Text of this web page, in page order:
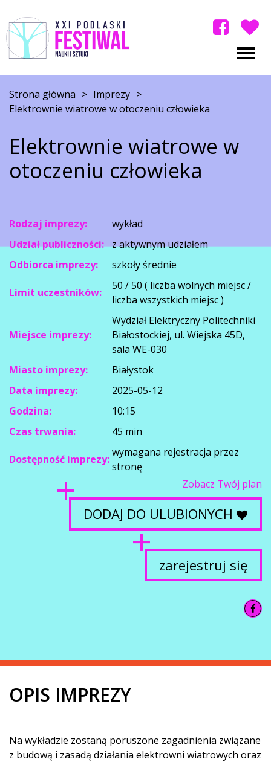
Strona główna > Imprezy >
Elektrownie wiatrowe w otoczeniu człowieka
Elektrownie wiatrowe w
otoczeniu człowieka
Rodzaj imprezy:
wykład
Udział publiczności: z aktywnym udziałem
Odbiorca imprezy:
szkoły średnie
Limit uczestników:
50 / 50 ( liczba wolnych miejsc /
liczba wszystkich miejsc )
Miejsce imprezy:
Wydział Elektryczny Politechniki
Białostockiej, ul. Wiejska 45D,
sala WE-030
Miasto imprezy:
Białystok
Data imprezy:
2025-05-12
Godzina:
10:15
Czas trwania:
45 min
Dostępność imprezy:
wymagana rejestracja przez
stronę
Zobacz Twój plan
DODAJ DO ULUBIONYCH
zarejestruj się
OPIS IMPREZY
Na wykładzie zostaną poruszone zagadnienia związane
z budową i zasadą działania elektrowni wiatrowych oraz